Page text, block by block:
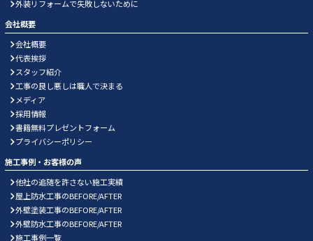
外装リフォームで失敗しないために
会社概要
会社概要
代表挨拶
スタッフ紹介
工事の良し悪しは職人で決まる
メディア
採用情報
書籍無料プレゼントフォーム
プライバシーポリシー
施工事例・お客様の声
他社の追随を許さない施工実績
屋上防水工事のBEFORE/AFTER
外壁塗装工事のBEFORE/AFTER
外壁防水工事のBEFORE/AFTER
施工事例一覧